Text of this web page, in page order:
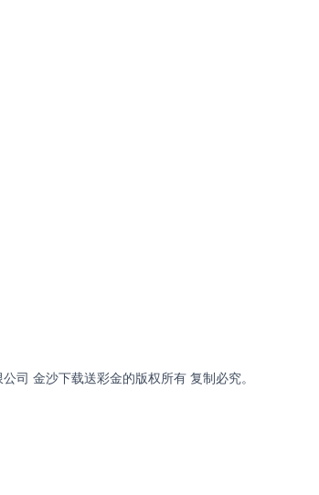
金沙下载送彩金的版权所有 复制必究。